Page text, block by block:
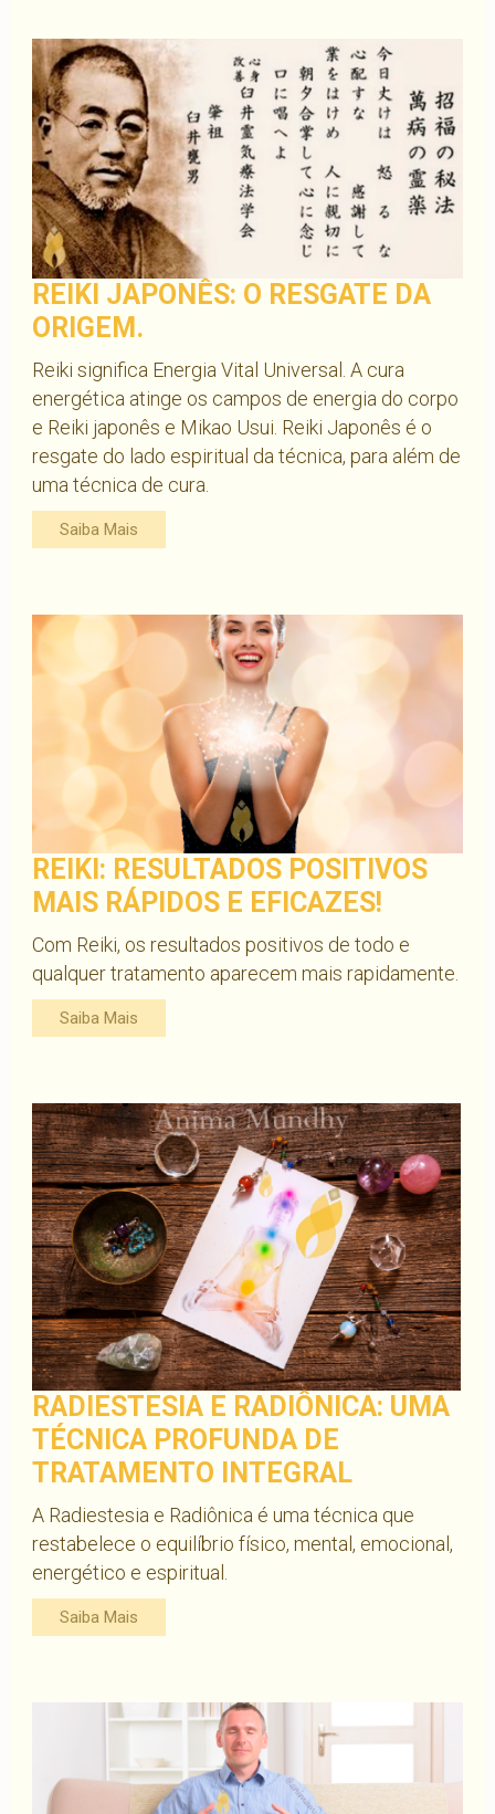
REIKI JAPONÊS: O RESGATE DA
ORIGEM.
Reiki significa Energia Vital Universal. A cura
energética atinge os campos de energia do corpo
e Reiki japonês e Mikao Usui. Reiki Japonês é o
resgate do lado espiritual da técnica, para além de
uma técnica de cura.
Saiba Mais
REIKI: RESULTADOS POSITIVOS
MAIS RÁPIDOS E EFICAZES!
Com Reiki, os resultados positivos de todo e
qualquer tratamento aparecem mais rapidamente.
Saiba Mais
RADIESTESIA E RADIÔNICA: UMA
TÉCNICA PROFUNDA DE
TRATAMENTO INTEGRAL
A Radiestesia e Radiônica é uma técnica que
restabelece o equilíbrio físico, mental, emocional,
energético e espiritual.
Saiba Mais